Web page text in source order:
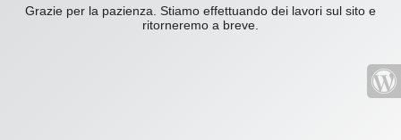
Grazie per la pazienza. Stiamo effettuando dei lavori sul sito e
ritorneremo a breve.